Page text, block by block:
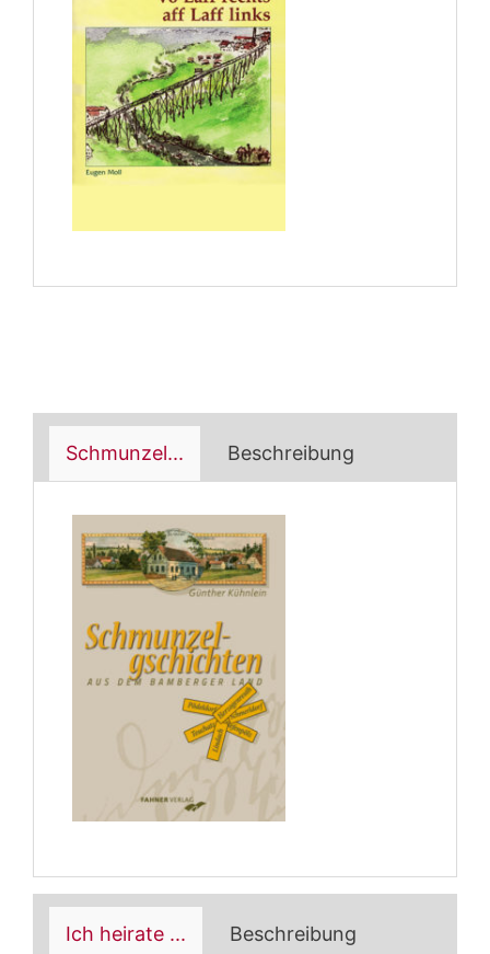
Schmunzel... Beschreibung
Ich heirate ... Beschreibung